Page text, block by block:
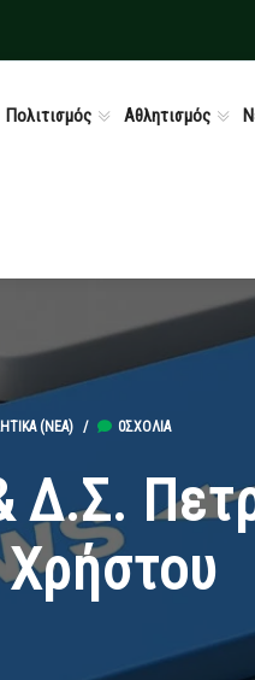
Πολιτισμός Αθλητισμός
(ΝΕΑ)/ 0ΣΧΌΛΙΑ
Δ.Σ.